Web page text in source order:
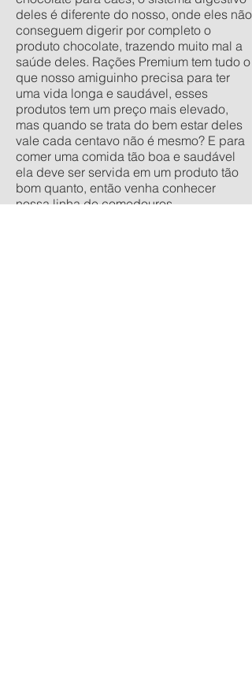
deles é diferente do nosso, onde eles não
conseguem digerir por completo o
produto chocolate, trazendo muito mal a
saúde deles. Rações Premium tem tudo o
que nosso amiguinho precisa para ter
uma vida longa e saudável, esses
produtos tem um preço mais elevado,
mas quando se trata do bem estar deles
vale cada centavo não é mesmo? E para
comer uma comida tão boa e saudável
ela deve ser servida em um produto tão
bom quanto, então venha conhecer
nossa linha de comedouros